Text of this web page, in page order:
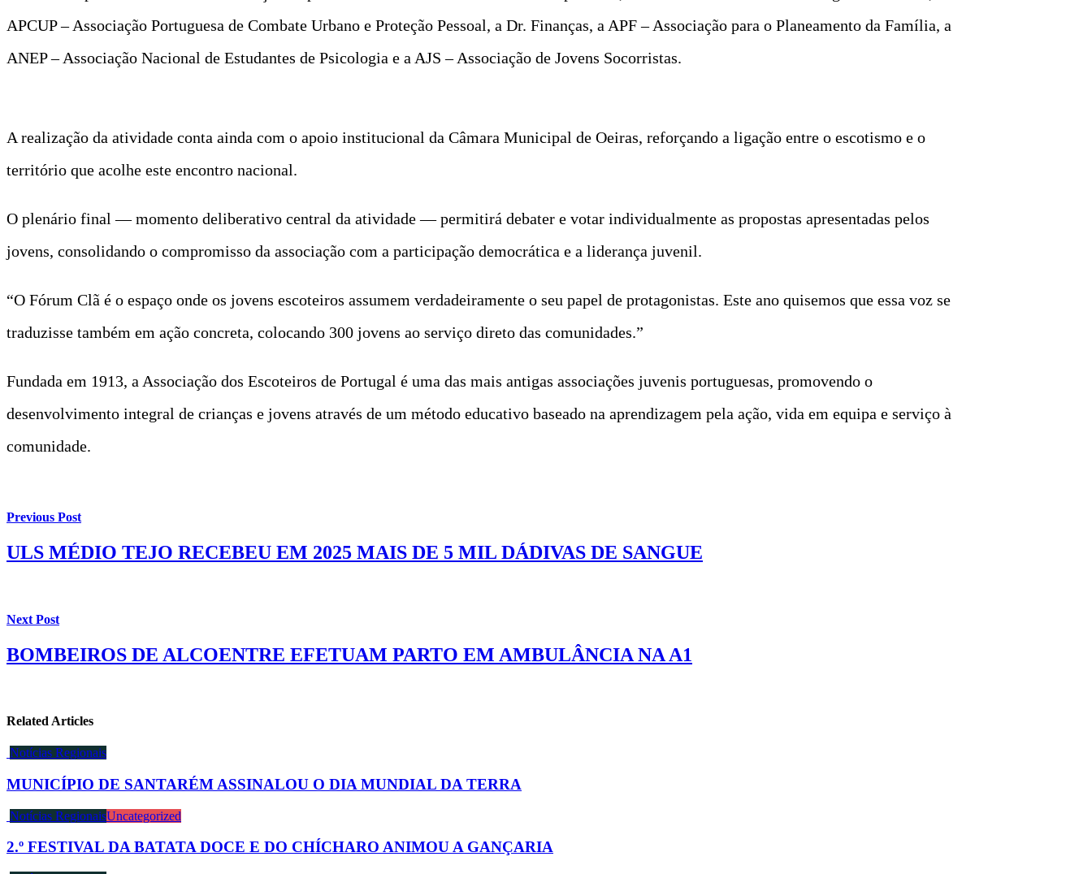
APCUP – Associação Portuguesa de Combate Urbano e Proteção Pessoal, a Dr. Finanças, a APF – Associação para o Planeamento da Família, a
ANEP – Associação Nacional de Estudantes de Psicologia e a AJS – Associação de Jovens Socorristas.
A realização da atividade conta ainda com o apoio institucional da Câmara Municipal de Oeiras, reforçando a ligação entre o escotismo e o
território que acolhe este encontro nacional.
O plenário final — momento deliberativo central da atividade — permitirá debater e votar individualmente as propostas apresentadas pelos
jovens, consolidando o compromisso da associação com a participação democrática e a liderança juvenil.
“O Fórum Clã é o espaço onde os jovens escoteiros assumem verdadeiramente o seu papel de protagonistas. Este ano quisemos que essa voz se
traduzisse também em ação concreta, colocando 300 jovens ao serviço direto das comunidades.”
Fundada em 1913, a Associação dos Escoteiros de Portugal é uma das mais antigas associações juvenis portuguesas, promovendo o
desenvolvimento integral de crianças e jovens através de um método educativo baseado na aprendizagem pela ação, vida em equipa e serviço à
comunidade.
Previous Post
ULS MÉDIO TEJO RECEBEU EM 2025 MAIS DE 5 MIL DÁDIVAS DE SANGUE
Next Post
BOMBEIROS DE ALCOENTRE EFETUAM PARTO EM AMBULÂNCIA NA A1
Related Articles
Notícias Regionais
MUNICÍPIO DE SANTARÉM ASSINALOU O DIA MUNDIAL DA TERRA
Notícias RegionaisUncategorized
2.º FESTIVAL DA BATATA DOCE E DO CHÍCHARO ANIMOU A GANÇARIA